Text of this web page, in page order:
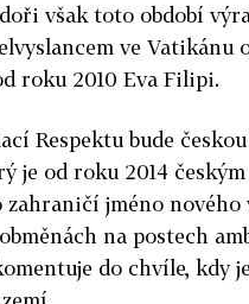
však toto období
ve Vatikánu
roku 2010 Eva Filipi.
Respektu bude
je od roku 2014
jméno nového
na postech
do chvíle, kdy